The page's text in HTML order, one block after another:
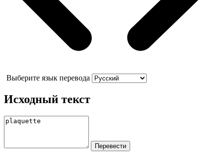
Выберите язык перевода
Исходный текст